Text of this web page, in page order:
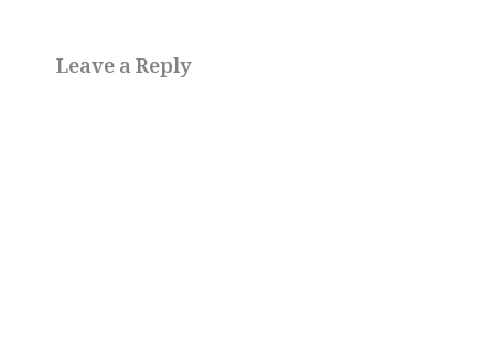
Leave a Reply